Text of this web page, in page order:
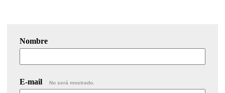
Nombre
E-mail No será mostrado.